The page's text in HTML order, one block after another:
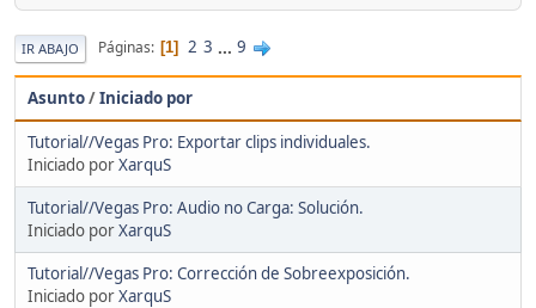
IR ABAJO Páginas 1 2 3 ... 9
Asunto/Iniciado por
Tutorial//Vegas Pro: Exportar clips individuales.
Iniciado porXarquS
Tutorial//Vegas Pro: Audio no Carga: Solución.
Iniciado porXarquS
Tutorial//Vegas Pro: Corrección de Sobreexposición.
Iniciado porXarquS